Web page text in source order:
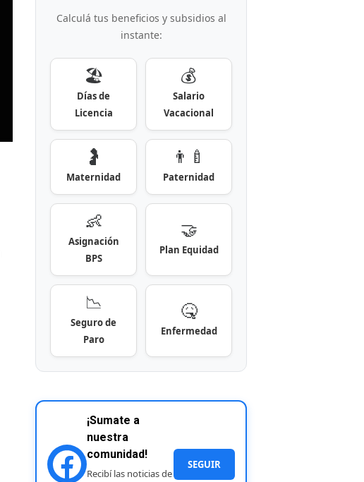
Calculá tus beneficios y subsidios al
instante:
🏖️
Días de
Licencia
💰
Salario
Vacacional
🤰
Maternidad
👨‍🍼
Paternidad
👶
Asignación
BPS
🤝
Plan Equidad
📉
Seguro de
Paro
🤒
Enfermedad
¡Sumate a
nuestra
comunidad!
Recibí las noticias de
SEGUIR